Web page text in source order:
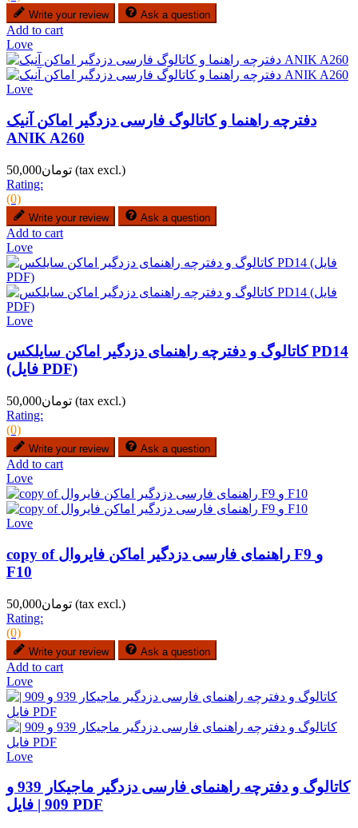
Write your review Ask a question
Add to cart
Love
Love
دفترچه راهنما و کاتالوگ فارسی دزدگیر اماکن آنیک
ANIK A260
تومان50,000 (tax excl.)
Rating:
(0)
Write your review Ask a question
Add to cart
Love
Love
کاتالوگ و دفترچه راهنمای دزدگیر اماکن سایلکس PD14
(فایل PDF)
تومان50,000 (tax excl.)
Rating:
(0)
Write your review Ask a question
Add to cart
Love
Love
copy of راهنمای فارسی دزدگیر اماکن فایروال F9 و
F10
تومان50,000 (tax excl.)
Rating:
(0)
Write your review Ask a question
Add to cart
Love
Love
کاتالوگ و دفترچه راهنمای فارسی دزدگیر ماجیکار 939 و
909 | فایل PDF